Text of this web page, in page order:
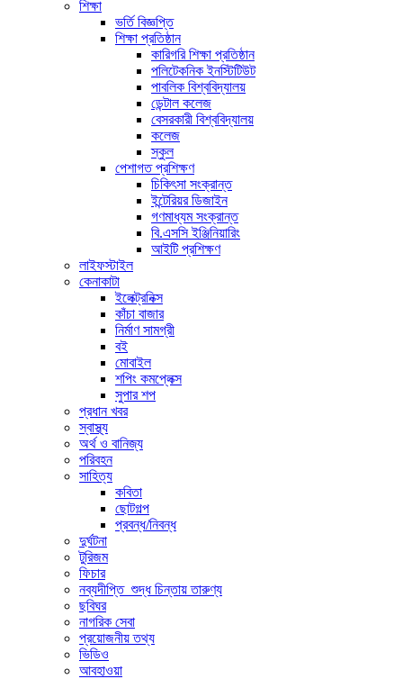
শিক্ষা
ভর্তি বিজ্ঞপ্তি
শিক্ষা প্রতিষ্ঠান
কারিগরি শিক্ষা প্রতিষ্ঠান
পলিটেকনিক ইনস্টিটিউট
পাবলিক বিশ্ববিদ্যালয়
ডেন্টাল কলেজ
বেসরকারী বিশ্ববিদ্যালয়
কলেজ
স্কুল
পেশাগত প্রশিক্ষণ
চিকিৎসা সংক্রান্ত
ইন্টেরিয়র ডিজাইন
গণমাধ্যম সংক্রান্ত
বি.এসসি ইঞ্জিনিয়ারিং
আইটি প্রশিক্ষণ
লাইফস্টাইল
কেনাকাটা
ইলেক্ট্রনিক্স
কাঁচা বাজার
নির্মাণ সামগ্রী
বই
মোবাইল
শপিং কমপ্লেক্স
সুপার শপ
প্রধান খবর
স্বাস্থ্য
অর্থ ও বানিজ্য
পরিবহন
সাহিত্য
কবিতা
ছোটগল্প
প্রবন্ধ/নিবন্ধ
দুর্ঘটনা
টুরিজম
ফিচার
নব্যদীপ্তি_শুদ্ধ চিন্তায় তারুণ্য
ছবিঘর
নাগরিক সেবা
প্রয়োজনীয় তথ্য
ভিডিও
আবহাওয়া